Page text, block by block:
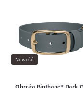
Nowość
Obroża Biothane® Dark